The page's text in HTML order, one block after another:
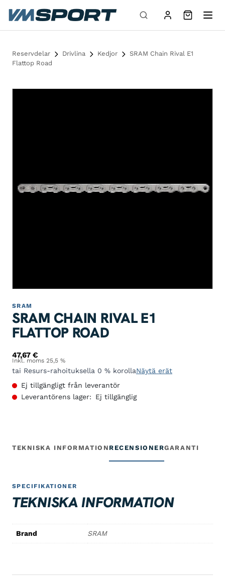
Hoppa till innehåll
Reservdelar Drivlina Kedjor
SRAM Chain Rival E1
Flattop Road
SRAM
SRAM CHAIN RIVAL E1
FLATTOP ROAD
47,67€
Inkl. moms 25,5 %
tai Resurs-rahoituksella 0 % korollaNäytä erät
Ej tillgängligt från leverantör
Leverantörens lager:
Ej tillgänglig
TEKNISKA INFORMATION RECENSIONERGARANTI
SPECIFIKATIONER
TEKNISKA INFORMATION
Brand SRAM